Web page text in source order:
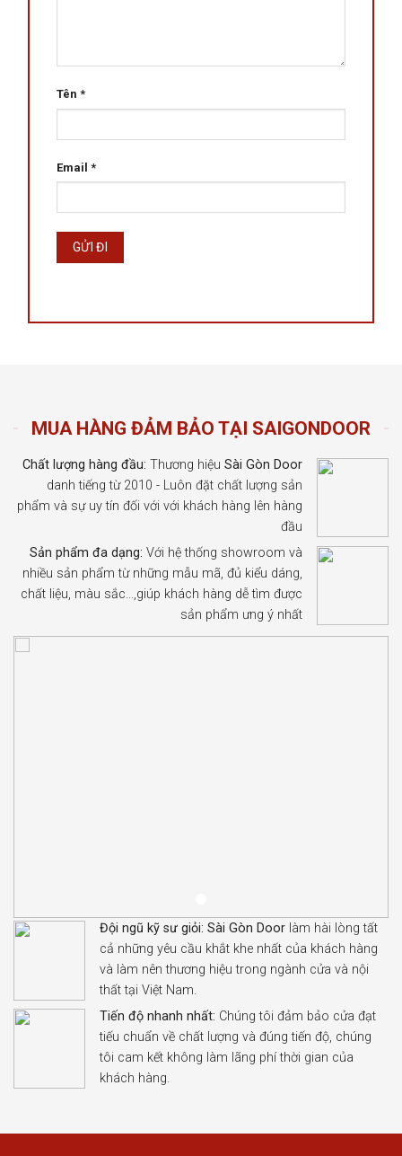
Tên *
Email *
MUA HÀNG ĐẢM BẢO TẠI SAIGONDOOR
Chất lượng hàng đầu: Thương hiệu Sài Gòn Door
danh tiếng từ 2010 - Luôn đặt chất lượng sản
phẩm và sự uy tín đối với với khách hàng lên hàng
đầu
Sản phẩm đa dạng: Với hệ thống showroom và
nhiều sản phẩm từ những mẫu mã, đủ kiểu dáng,
chất liệu, màu sắc…,giúp khách hàng dễ tìm được
sản phẩm ưng ý nhất
Đội ngũ kỹ sư giỏi: Sài Gòn Door làm hài lòng tất
cả những yêu cầu khắt khe nhất của khách hàng
và làm nên thương hiệu trong ngành cửa và nội
thất tại Việt Nam.
Tiến độ nhanh nhất: Chúng tôi đảm bảo cửa đạt
tiếu chuẩn về chất lượng và đúng tiến độ, chúng
tôi cam kết không làm lãng phí thời gian của
khách hàng.